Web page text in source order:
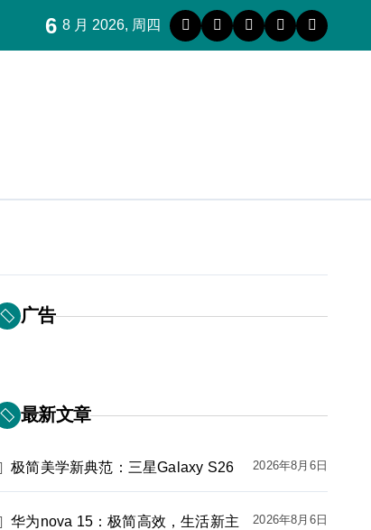
6 8 月 2026, 周四
广告
最新文章
极简美学新典范：三星Galaxy S26 2026年8月6日
华为nova 15：极简高效，生活新主
2026年8月6日